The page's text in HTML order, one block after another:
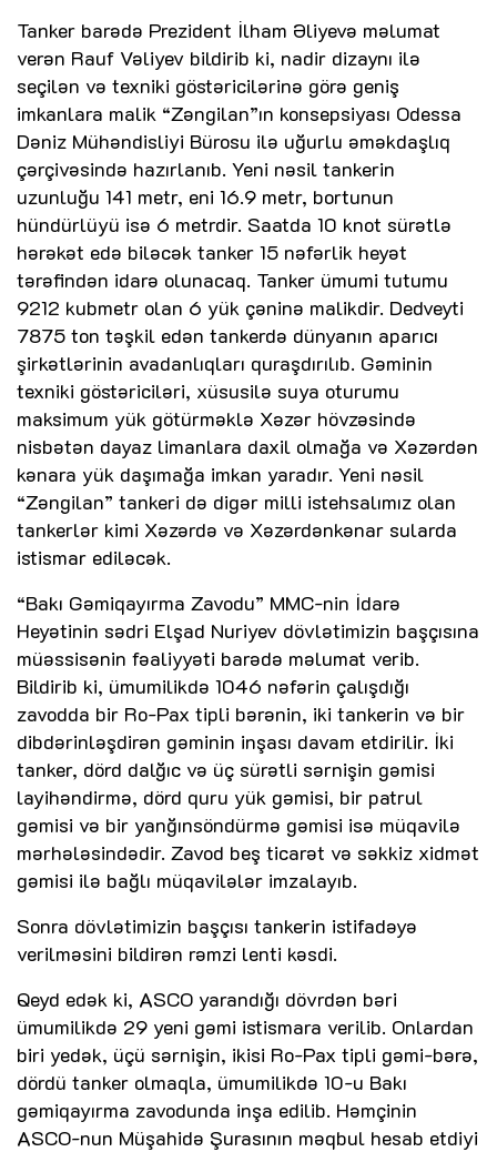
Tanker barədə Prezident İlham Əliyevə məlumat
verən Rauf Vəliyev bildirib ki, nadir dizaynı ilə
seçilən və texniki göstəricilərinə görə geniş
imkanlara malik “Zəngilan”ın konsepsiyası Odessa
Dəniz Mühəndisliyi Bürosu ilə uğurlu əməkdaşlıq
çərçivəsində hazırlanıb. Yeni nəsil tankerin
uzunluğu 141 metr, eni 16.9 metr, bortunun
hündürlüyü isə 6 metrdir. Saatda 10 knot sürətlə
hərəkət edə biləcək tanker 15 nəfərlik heyət
tərəfindən idarə olunacaq. Tanker ümumi tutumu
9212 kubmetr olan 6 yük çəninə malikdir. Dedveyti
7875 ton təşkil edən tankerdə dünyanın aparıcı
şirkətlərinin avadanlıqları quraşdırılıb. Gəminin
texniki göstəriciləri, xüsusilə suya oturumu
maksimum yük götürməklə Xəzər hövzəsində
nisbətən dayaz limanlara daxil olmağa və Xəzərdən
kənara yük daşımağa imkan yaradır. Yeni nəsil
“Zəngilan” tankeri də digər milli istehsalımız olan
tankerlər kimi Xəzərdə və Xəzərdənkənar sularda
istismar ediləcək.
“Bakı Gəmiqayırma Zavodu” MMC-nin İdarə
Heyətinin sədri Elşad Nuriyev dövlətimizin başçısına
müəssisənin fəaliyyəti barədə məlumat verib.
Bildirib ki, ümumilikdə 1046 nəfərin çalışdığı
zavodda bir Ro-Pax tipli bərənin, iki tankerin və bir
dibdərinləşdirən gəminin inşası davam etdirilir. İki
tanker, dörd dalğıc və üç sürətli sərnişin gəmisi
layihəndirmə, dörd quru yük gəmisi, bir patrul
gəmisi və bir yanğınsöndürmə gəmisi isə müqavilə
mərhələsindədir. Zavod beş ticarət və səkkiz xidmət
gəmisi ilə bağlı müqavilələr imzalayıb.
Sonra dövlətimizin başçısı tankerin istifadəyə
verilməsini bildirən rəmzi lenti kəsdi.
Qeyd edək ki, ASCO yarandığı dövrdən bəri
ümumilikdə 29 yeni gəmi istismara verilib. Onlardan
biri yedək, üçü sərnişin, ikisi Ro-Pax tipli gəmi-bərə,
dördü tanker olmaqla, ümumilikdə 10-u Bakı
gəmiqayırma zavodunda inşa edilib. Həmçinin
ASCO-nun Müşahidə Şurasının məqbul hesab etdiyi